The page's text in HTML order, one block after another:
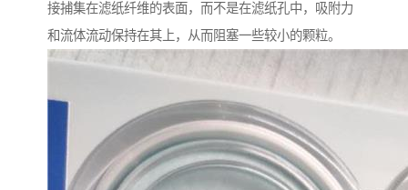
接捕集在滤纸纤维的表面，而不是在滤纸孔中，吸附力
和流体流动保持在其上，从而阻塞一些较小的颗粒。